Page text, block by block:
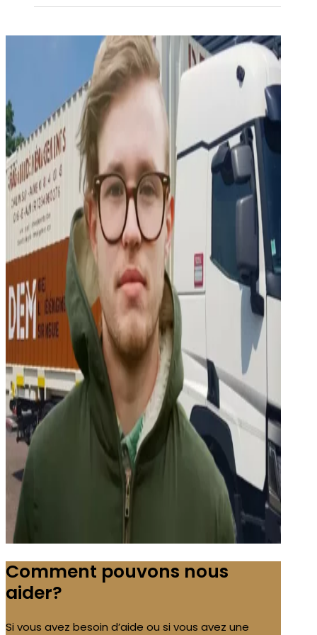
Comment pouvons nous
aider?
Si vous avez besoin d’aide ou si vous avez une